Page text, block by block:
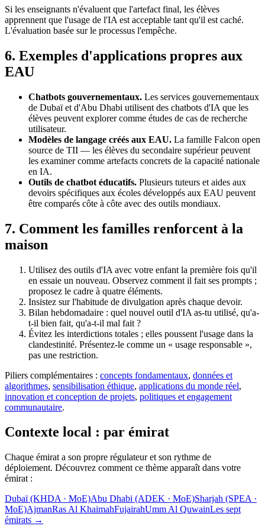
Si les enseignants n'évaluent que l'artefact final, les élèves
apprennent que l'usage de l'IA est acceptable tant qu'il est caché.
L'évaluation basée sur le processus l'empêche.
6. Exemples d'applications propres aux
EAU
Chatbots gouvernementaux. Les services gouvernementaux
de Dubaï et d'Abu Dhabi utilisent des chatbots d'IA que les
élèves peuvent explorer comme études de cas de recherche
utilisateur.
Modèles de langage créés aux EAU. La famille Falcon open
source de TII — les élèves du secondaire supérieur peuvent
les examiner comme artefacts concrets de la capacité nationale
en IA.
Outils de chatbot éducatifs. Plusieurs tuteurs et aides aux
devoirs spécifiques aux écoles développés aux EAU peuvent
être comparés côte à côte avec des outils mondiaux.
7. Comment les familles renforcent à la
maison
Utilisez des outils d'IA avec votre enfant la première fois qu'il
en essaie un nouveau. Observez comment il fait ses prompts ;
proposez le cadre à quatre éléments.
Insistez sur l'habitude de divulgation après chaque devoir.
Bilan hebdomadaire : quel nouvel outil d'IA as-tu utilisé, qu'a-
t-il bien fait, qu'a-t-il mal fait ?
Évitez les interdictions totales ; elles poussent l'usage dans la
clandestinité. Présentez-le comme un « usage responsable »,
pas une restriction.
Piliers complémentaires : concepts fondamentaux, données et
algorithmes, sensibilisation éthique, applications du monde réel,
innovation et conception de projets, politiques et engagement
communautaire.
Contexte local : par émirat
Chaque émirat a son propre régulateur et son rythme de
déploiement. Découvrez comment ce thème apparaît dans votre
émirat :
Dubaï (KHDA · MoE)Abu Dhabi (ADEK · MoE)Sharjah (SPEA ·
MoE)AjmanRas Al KhaimahFujairahUmm Al QuwainLes sept
émirats →